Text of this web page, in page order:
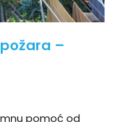
–
pomoć od